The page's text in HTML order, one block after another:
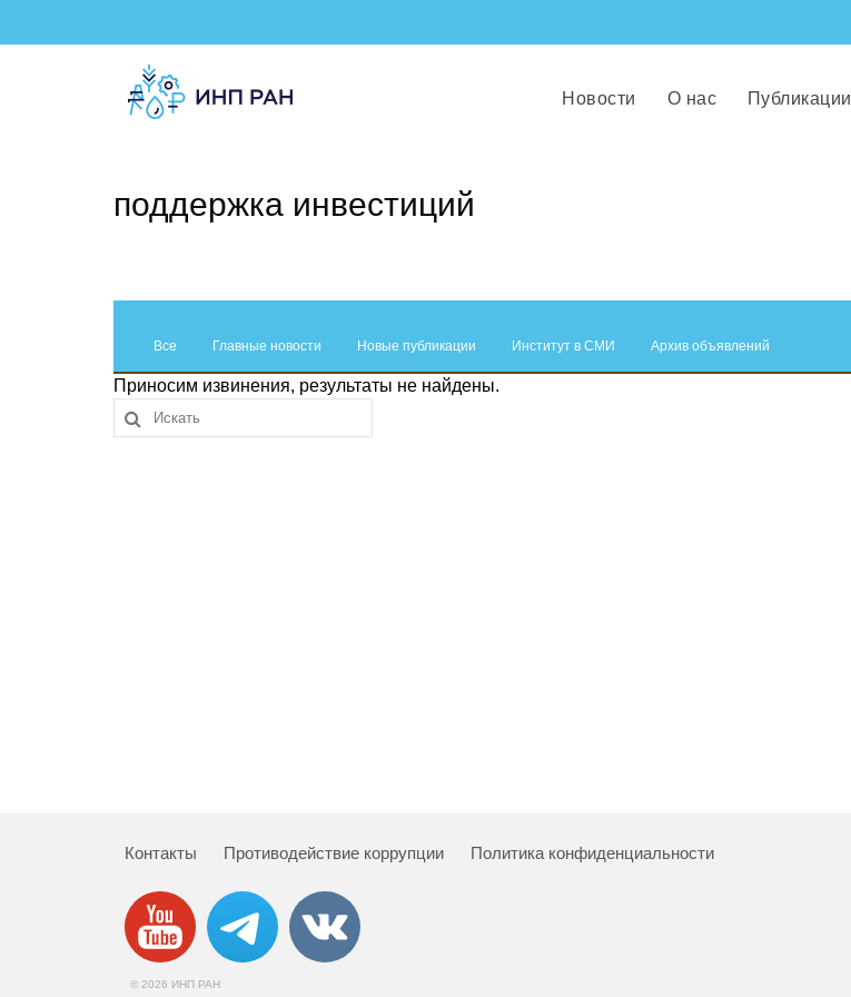
Новости О нас Публикации
поддержка инвестиций
Все Главные новости Новые публикации Институт в СМИ Архив объявлений
Приносим извинения, результаты не найдены.
Контакты Противодействие коррупции Политика конфиденциальности
© 2026 ИНП РАН